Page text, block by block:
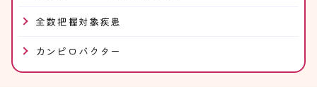
全数把握対象疾患
カンピロバクター